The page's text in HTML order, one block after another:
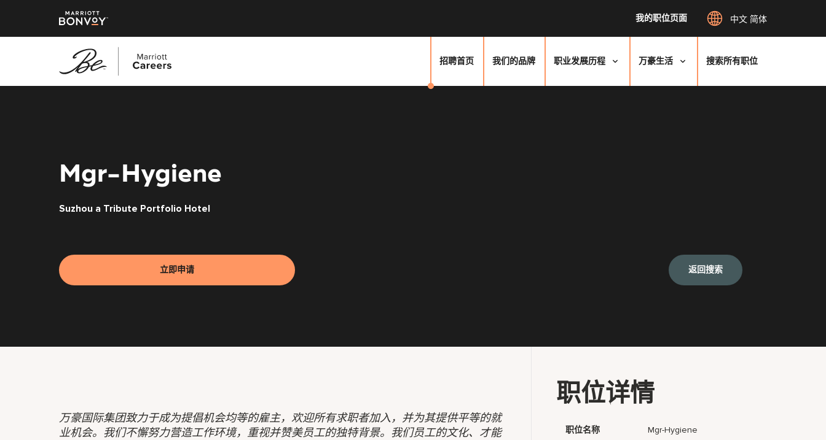
我的职位页面 中文 简体
招聘首页 我们的品牌 职业发展历程 万豪生活 搜索所有职位
Mgr-Hygiene
Suzhou a Tribute Portfolio Hotel
立即申请 返回搜索
万豪国际集团致力于成为提倡机会均等的雇主，欢迎所有求职者加入，并为其提供平等的就
业机会。我们不懈努力营造工作环境，重视并赞美员工的独特背景。我们员工的文化、才能
职位详情
职位名称 Mgr-Hygiene